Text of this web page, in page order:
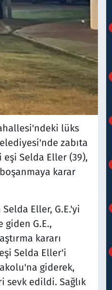
lüks
zabıta
Selda Eller (39),
karar
Eller, G.E.'yi
giden G.E.,
kararı
Selda Eller'i
giderek,
edildi. Sağlık